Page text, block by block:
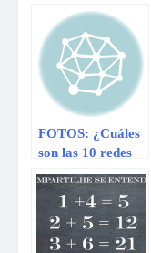
FOTOS: ¿Cuáles
son las 10 redes
sociales más
usadas en
América Latina?